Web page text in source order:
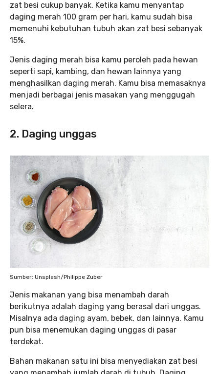
zat besi cukup banyak. Ketika kamu menyantap
daging merah 100 gram per hari, kamu sudah bisa
memenuhi kebutuhan tubuh akan zat besi sebanyak
15%.
Jenis daging merah bisa kamu peroleh pada hewan
seperti sapi, kambing, dan hewan lainnya yang
menghasilkan daging merah. Kamu bisa memasaknya
menjadi berbagai jenis masakan yang menggugah
selera.
2. Daging unggas
Sumber: Unsplash/Philippe Zuber
Jenis makanan yang bisa menambah darah
berikutnya adalah daging yang berasal dari unggas.
Misalnya ada daging ayam, bebek, dan lainnya. Kamu
pun bisa menemukan daging unggas di pasar
terdekat.
Bahan makanan satu ini bisa menyediakan zat besi